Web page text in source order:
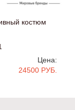
костюм
Цена:
24500 РУБ.